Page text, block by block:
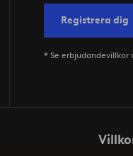
Registrera dig
* Se erbjudandevillkor